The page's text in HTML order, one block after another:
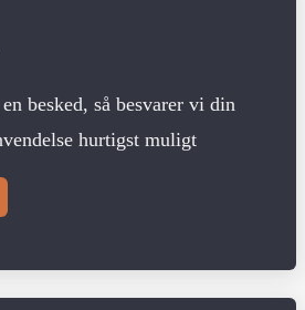
en besked, så besvarer vi din
hurtigst muligt